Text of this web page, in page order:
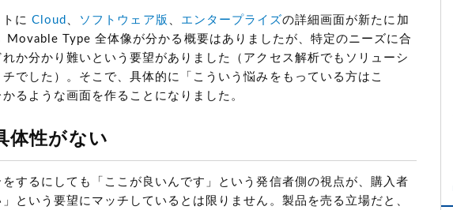
に Cloud 、 ソフトウェア版 、 エンタープライズの詳細画面が新たに加
Movable Type 全体像が分かる概要はありましたが、特定のニーズに合
か分かり難いという要望がありました（アクセス解析でもソリューシ
でした）。そこで、具体的に「こういう悩みをもっている方はこ
るような画面を作ることになりました。
体性がない
するにしても「ここが良いんです」という発信者側の視点が、購入者
という要望にマッチしているとは限りません。製品を売る立場だと、